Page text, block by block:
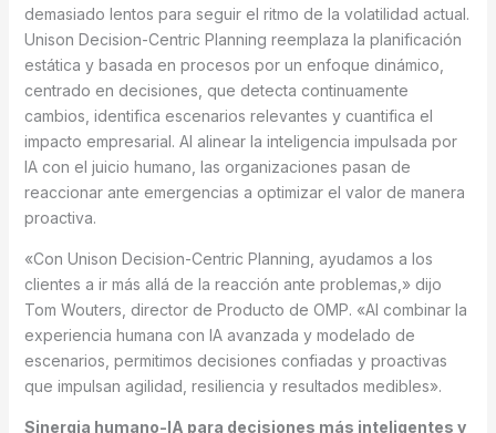
demasiado lentos para seguir el ritmo de la volatilidad actual.
Unison Decision-Centric Planning reemplaza la planificación
estática y basada en procesos por un enfoque dinámico,
centrado en decisiones, que detecta continuamente
cambios, identifica escenarios relevantes y cuantifica el
impacto empresarial. Al alinear la inteligencia impulsada por
IA con el juicio humano, las organizaciones pasan de
reaccionar ante emergencias a optimizar el valor de manera
proactiva.
«Con Unison Decision-Centric Planning, ayudamos a los
clientes a ir más allá de la reacción ante problemas,» dijo
Tom Wouters, director de Producto de OMP. «Al combinar la
experiencia humana con IA avanzada y modelado de
escenarios, permitimos decisiones confiadas y proactivas
que impulsan agilidad, resiliencia y resultados medibles».
Sinergia humano-IA para decisiones más inteligentes y